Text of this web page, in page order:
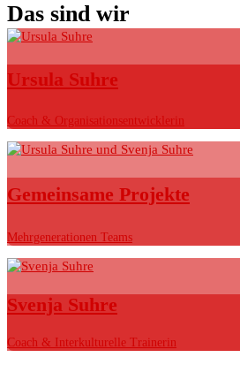
Das sind wir
Ursula Suhre
Coach & Organisationsentwicklerin
Gemeinsame Projekte
Mehrgenerationen Teams
Svenja Suhre
Coach & Interkulturelle Trainerin